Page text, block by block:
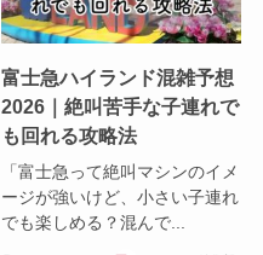
富士急ハイランド混雑予想
2026｜絶叫苦手な子連れで
も回れる攻略法
「富士急って絶叫マシンのイメ
ージが強いけど、小さい子連れ
でも楽しめる？混んで...